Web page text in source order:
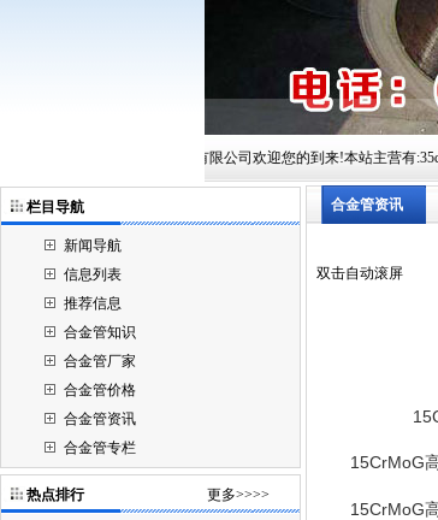
无锡豪鑫天钢铁贸易有限公司欢迎您的到来!本站主营有
栏目导航
新闻导航
信息列表
推荐信息
合金管知识
合金管厂家
合金管价格
合金管资讯
合金管专栏
热点排行 更多>>>>
合金管资讯
双击自动滚屏
15CrMoG
15CrMoG